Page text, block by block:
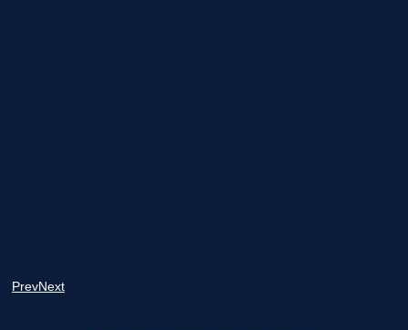
PrevNext